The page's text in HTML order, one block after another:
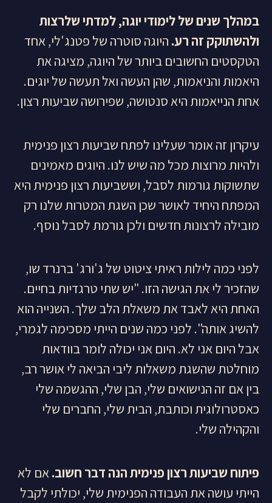
במהלך שנים של לימודי יוגה, למדתי שלרצות
ולהשתוקק זה רע. היוגה סוטרה של פטנג'לי, אחד
הטקסטים החשובים ביותר של היוגה, מציגה את
היאמות והניאמות, שהן העשה ואל תעשה של יוגים.
אחת הנייאמות היא סנטושה, שפירושה שביעות רצון.
עיקרון זה אומר שעלינו לפתח שביעות רצון פנימית
ולהיות מרוצות מכל מה שיש לנו. היוגים מאמינים
שתשוקות גורמות לסבל, וששביעות רצון פנימית היא
המפתח היחיד לאושר שכן השגת המטרות שלנו רק
מובילה לרצונות חדשים ולכן גורמת לסבל נוסף.
לפני כמה לילות ראיתי ציטוט של ג'ורג' ברנרד שו,
שהזכיר לי את הגישה הזו. "יש שתי טרגדיות בחיים.
האחת היא לאבד את משאלת הלב שלך. השנייה הוא
להשיג אותה". לפני כמה שנים הייתי מסכימה לגמרי,
אבל היום אני לא. היום אני יכולה לומר בוודאות
מוחלטת שהשגת משאלות ליבי הביאה לי אושר רב,
בין אם זה הנישואים שלי, הבן שלי, ההגשמה שלי
כאסטרולוגית וכותבת, הבית שלי, החברים שלי
והקהילה שלי.
פיתוח שביעות רצון פנימית הנה דבר חשוב.אם לא
הייתי עושה את העבודה הפנימית שלי, יכולתי לקבל